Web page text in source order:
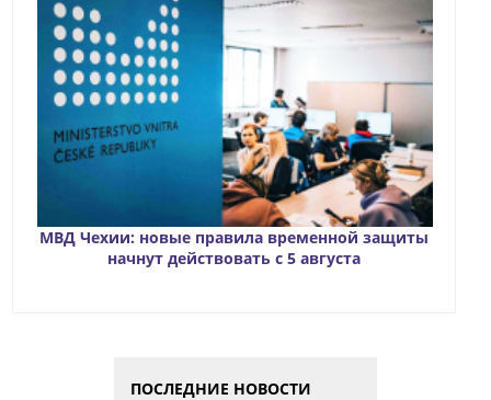
МВД Чехии: новые правила временной защиты
начнут действовать с 5 августа
ПОСЛЕДНИЕ НОВОСТИ